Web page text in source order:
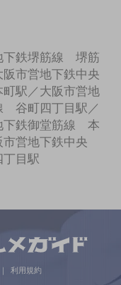
下鉄堺筋線 堺筋
市営地下鉄中央
駅／大阪市営地
谷町四丁目駅／
下鉄御堂筋線 本
市営地下鉄中央
目駅
利用規約